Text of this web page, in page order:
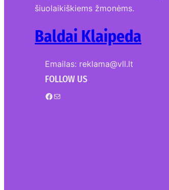
šiuolaikiškiems žmonėms.
Baldai Klaipeda
Emailas: reklama@vll.lt
FOLLOW US
Facebook Mail